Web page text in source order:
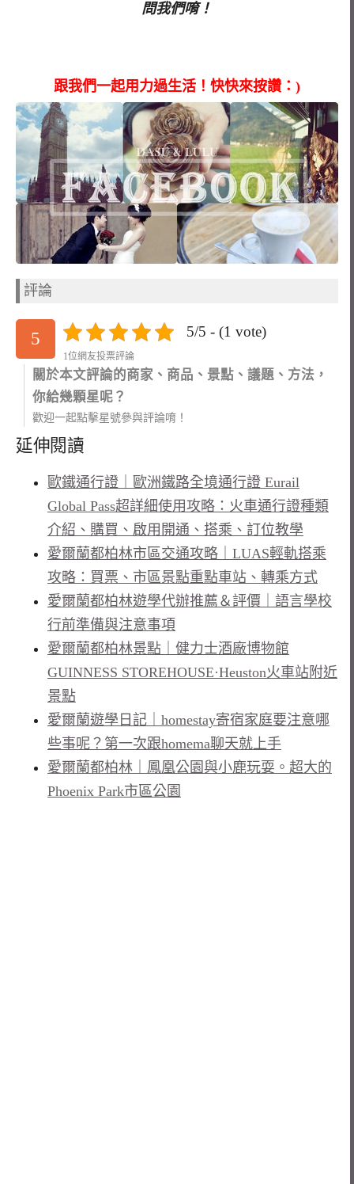
問我們唷！
跟我們一起用力過生活！快快來按讚：)
評論
5 5/5 - (1 vote)
1位網友投票評論
關於本文評論的商家、商品、景點、議題、方法，
你給幾顆星呢？
歡迎一起點擊星號參與評論唷！
延伸閱讀
歐鐵通行證｜歐洲鐵路全境通行證 Eurail
Global Pass超詳細使用攻略：火車通行證種類
介紹、購買、啟用開通、搭乘、訂位教學
愛爾蘭都柏林市區交通攻略｜LUAS輕軌搭乘
攻略：買票、市區景點重點車站、轉乘方式
愛爾蘭都柏林遊學代辦推薦＆評價｜語言學校
行前準備與注意事項
愛爾蘭都柏林景點｜健力士酒廠博物館
GUINNESS STOREHOUSE·Heuston火車站附近
景點
愛爾蘭遊學日記｜homestay寄宿家庭要注意哪
些事呢？第一次跟homema聊天就上手
愛爾蘭都柏林｜鳳凰公園與小鹿玩耍。超大的
Phoenix Park市區公園